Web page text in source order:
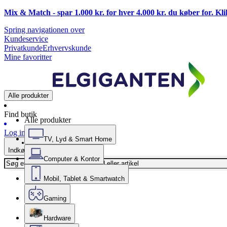
Mix & Match - spar 1.000 kr. for hver 4.000 kr. du køber for.
Spring navigationen over
Kundeservice
PrivatkundeErhvervskunde
Mine favoritter
Alle produkter
Find butik
Log ind
Indkøbskurv
Alle produkter
TV, Lyd & Smart Home
Computer & Kontor
Mobil, Tablet & Smartwatch
Gaming
Hardware